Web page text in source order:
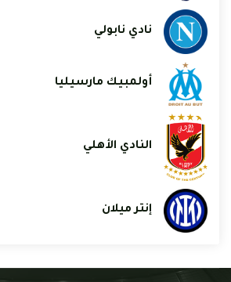
نادي نابولي
أولمبيك مارسيليا
النادي الأهلي
إنتر ميلان